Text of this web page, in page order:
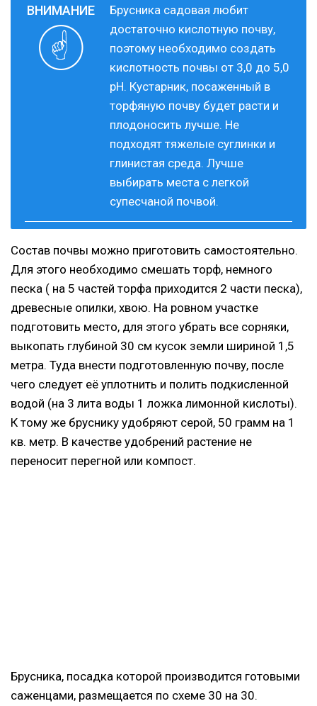
Брусника садовая любит
достаточно кислотную почву,
поэтому необходимо создать
кислотность почвы от 3,0 до 5,0
рН. Кустарник, посаженный в
торфяную почву будет расти и
плодоносить лучше. Не
подходят тяжелые суглинки и
глинистая среда. Лучше
выбирать места с легкой
супесчаной почвой.
Состав почвы можно приготовить самостоятельно.
Для этого необходимо смешать торф, немного
песка ( на 5 частей торфа приходится 2 части песка),
древесные опилки, хвою. На ровном участке
подготовить место, для этого убрать все сорняки,
выкопать глубиной 30 см кусок земли шириной 1,5
метра. Туда внести подготовленную почву, после
чего следует её уплотнить и полить подкисленной
водой (на 3 лита воды 1 ложка лимонной кислоты).
К тому же бруснику удобряют серой, 50 грамм на 1
кв. метр. В качестве удобрений растение не
переносит перегной или компост.
Брусника, посадка которой производится готовыми
саженцами, размещается по схеме 30 на 30.